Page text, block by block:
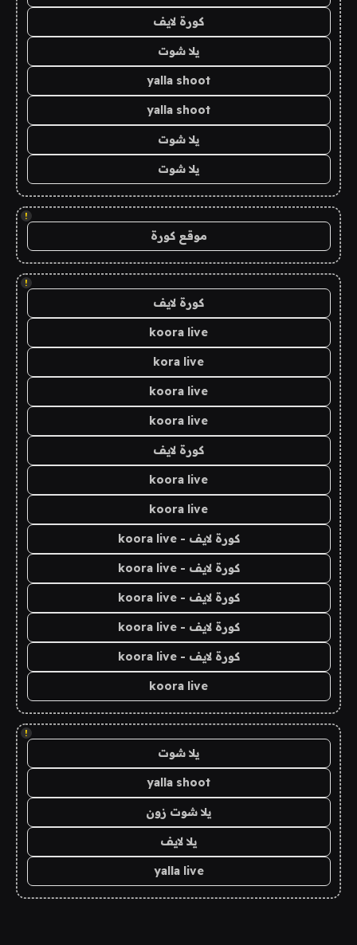
كورة لايف
يلا شوت
yalla shoot
yalla shoot
يلا شوت
يلا شوت
!
موقع كورة
!
كورة لايف
koora live
kora live
koora live
koora live
كورة لايف
koora live
koora live
كورة لايف - koora live
كورة لايف - koora live
كورة لايف - koora live
كورة لايف - koora live
كورة لايف - koora live
koora live
!
يلا شوت
yalla shoot
يلا شوت زون
يلا لايف
yalla live